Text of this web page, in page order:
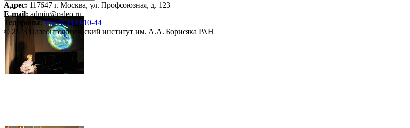
Адрес: 117647 г. Москва, ул. Профсоюзная, д. 123
E-mail: admin@paleo.ru
Телефоны: +7(495)339-10-44
© 2023 Палеонтологический институт им. А.А. Борисяка РАН